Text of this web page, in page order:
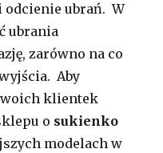
odcienie ubrań. W
ubrania
zarówno na co
Aby
klientek
o sukienko
modelach w